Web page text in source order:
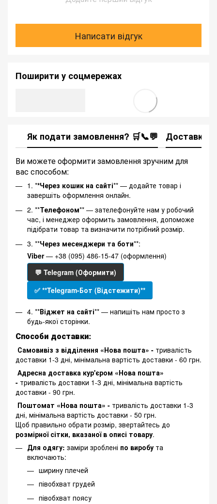
Написати відгук
Поширити у соцмережах
Як подати замовлення? 🛒📞💬 Доставка
Ви можете оформити замовлення зручним для
вас способом:
1. **Через кошик на сайті** — додайте товар і
завершіть оформлення онлайн.
2. **Телефоном** — зателефонуйте нам у робочий
час, і менеджер оформить замовлення, допоможе
підібрати товар та визначити потрібний розмір.
3. **Через месенджери та боти**:
Viber— +38 (095) 486-15-47 (оформлення)
💬 Telegram (Оформити)
✅ **Telegram-Бот (Відстежити)**
4. **Віджет на сайті** — напишіть нам просто з
будь-якої сторінки.
Способи доставки:
Самовивіз з відділення «Нова пошта» - тривалість
доставки 1-3 дні, мінімальна вартість доставки - 60 грн.
Адресна доставка кур'єром «Нова пошта»
- тривалість доставки 1-3 дні, мінімальна вартість
доставки - 90 грн.
Поштомат «Нова пошта» - тривалість доставки 1-3
дні, мінімальна вартість доставки - 50 грн.
Щоб правильно обрати розмір, звертайтесь до
розмірної сітки, вказаної в описі товару.
Для одягу: заміри зроблені по виробу та
включають:
ширину плечей
півобхват грудей
півобхват поясу